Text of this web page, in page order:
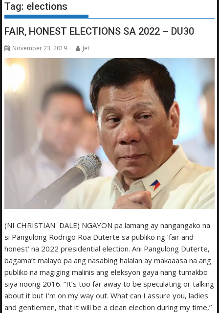
Tag: elections
FAIR, HONEST ELECTIONS SA 2022 – DU30
November 23, 2019 Jet
(NI CHRISTIAN DALE) NGAYON pa lamang ay nangangako na
si Pangulong Rodrigo Roa Duterte sa publiko ng ‘fair and
honest’ na 2022 presidential election. Ani Pangulong Duterte,
bagama’t malayo pa ang nasabing halalan ay makaaasa na ang
publiko na magiging malinis ang eleksyon gaya nang tumakbo
siya noong 2016. “It’s too far away to be speculating or talking
about it but I’m on my way out. What can I assure you, ladies
and gentlemen, that it will be a clean election during my time,”